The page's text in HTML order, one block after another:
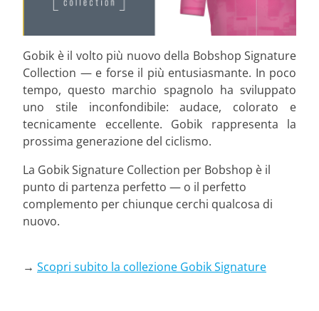
Gobik è il volto più nuovo della Bobshop Signature
Collection — e forse il più entusiasmante. In poco
tempo, questo marchio spagnolo ha sviluppato
uno stile inconfondibile: audace, colorato e
tecnicamente eccellente. Gobik rappresenta la
prossima generazione del ciclismo.
La Gobik Signature Collection per Bobshop è il
punto di partenza perfetto — o il perfetto
complemento per chiunque cerchi qualcosa di
nuovo.
→ Scopri subito la collezione Gobik Signature